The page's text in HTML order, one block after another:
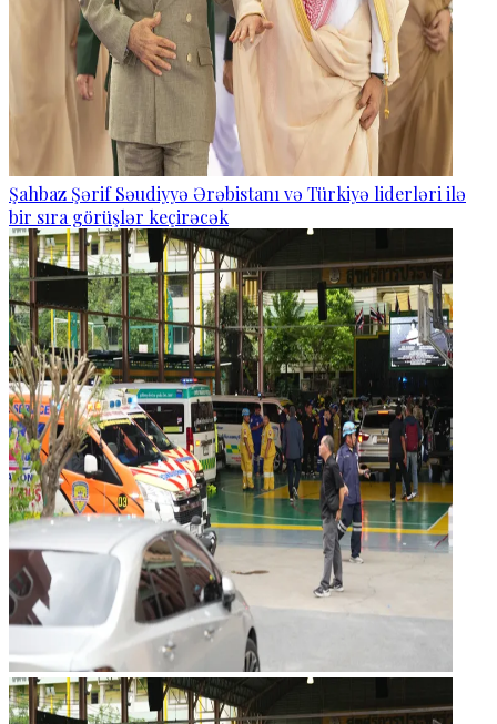
Şahbaz Şərif Səudiyyə Ərəbistanı və Türkiyə liderləri ilə
bir sıra görüşlər keçirəcək